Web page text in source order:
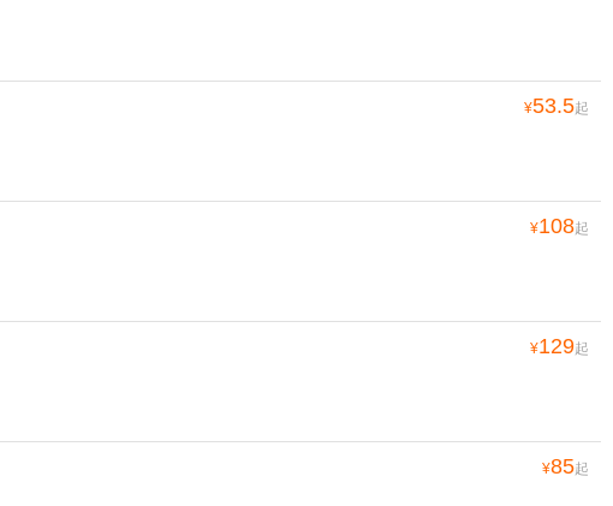
¥53.5起
¥108起
¥129起
¥85起